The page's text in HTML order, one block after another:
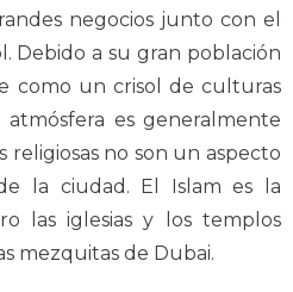
negocios junto con el
Debido a su gran población
como un crisol de culturas
es generalmente
religiosas no son un aspecto
la ciudad. El Islam es la
las iglesias y los templos
mezquitas de Dubai.